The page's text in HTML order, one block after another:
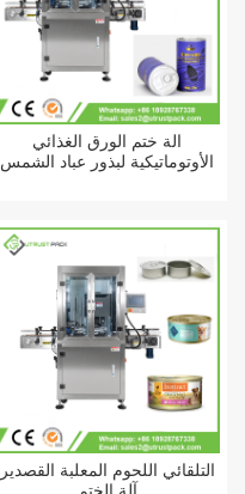
آلة ختم الورق الغذائي
الأوتوماتيكية لبذور عباد الشمس
التلقائي اللحوم المعلبة القصدير